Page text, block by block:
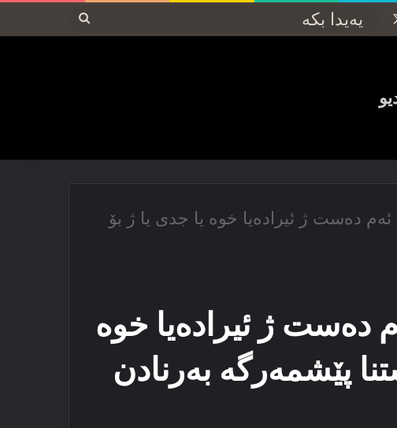
پەیدا
ئه‌م ده‌ست ژ ئیراده‌یا خوه‌ یا جدی یا ژ بۆ
ده‌ست ژ ئیراده‌یا خوه‌
پێشمه‌رگه‌ بەرنادن